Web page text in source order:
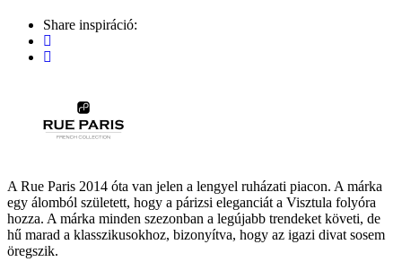
Share inspiráció:
A Rue Paris 2014 óta van jelen a lengyel ruházati piacon. A márka
egy álomból született, hogy a párizsi eleganciát a Visztula folyóra
hozza. A márka minden szezonban a legújabb trendeket követi, de
hű marad a klasszikusokhoz, bizonyítva, hogy az igazi divat sosem
öregszik.